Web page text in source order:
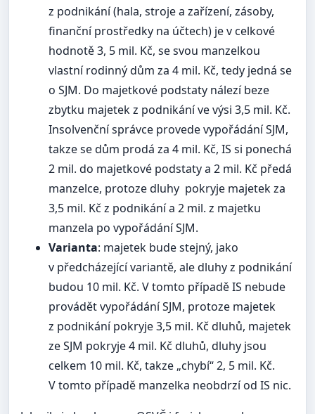
z podnikání (hala, stroje a zařízení, zásoby,
finanční prostředky na účtech) je v celkové
hodnotě 3, 5 mil. Kč, se svou manzelkou
vlastní rodinný dům za 4 mil. Kč, tedy jedná se
o SJM. Do majetkové podstaty nálezí beze
zbytku majetek z podnikání ve výsi 3,5 mil. Kč.
Insolvenční správce provede vypořádání SJM,
takze se dům prodá za 4 mil. Kč, IS si ponechá
2 mil. do majetkové podstaty a 2 mil. Kč předá
manzelce, protoze dluhy pokryje majetek za
3,5 mil. Kč z podnikání a 2 mil. z majetku
manzela po vypořádání SJM.
Varianta: majetek bude stejný, jako
v předcházející variantě, ale dluhy z podnikání
budou 10 mil. Kč. V tomto případě IS nebude
provádět vypořádání SJM, protoze majetek
z podnikání pokryje 3,5 mil. Kč dluhů, majetek
ze SJM pokryje 4 mil. Kč dluhů, dluhy jsou
celkem 10 mil. Kč, takze „chybí“ 2, 5 mil. Kč.
V tomto případě manzelka neobdrzí od IS nic.